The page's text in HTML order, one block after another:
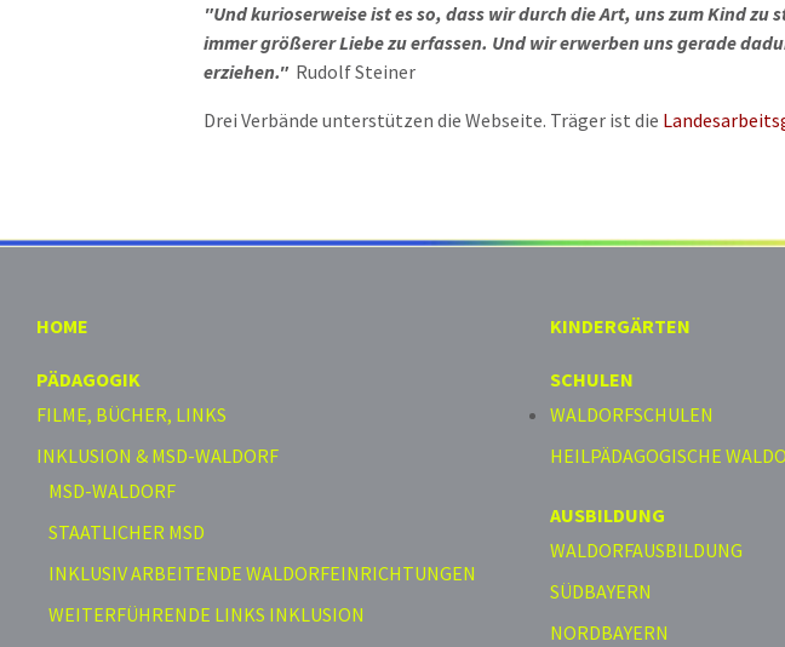
"Und kurioserweise ist es so, dass wir durch die Art, uns zum Kind
immer größerer Liebe zu erfassen. Und wir erwerben uns gerade
erziehen." Rudolf Steiner
Drei Verbände unterstützen die Webseite. Träger ist die
HOME
PÄDAGOGIK
FILME, BÜCHER, LINKS
INKLUSION & MSD-WALDORF
MSD-WALDORF
STAATLICHER MSD
INKLUSIV ARBEITENDE WALDORFEINRICHTUNGEN
WEITERFÜHRENDE LINKS INKLUSION
KINDERGÄRTEN
SCHULEN
WALDORFSCHULEN
HEILPÄDAGOGISCHE
AUSBILDUNG
WALDORFAUSBILDUNG
SÜDBAYERN
NORDBAYERN